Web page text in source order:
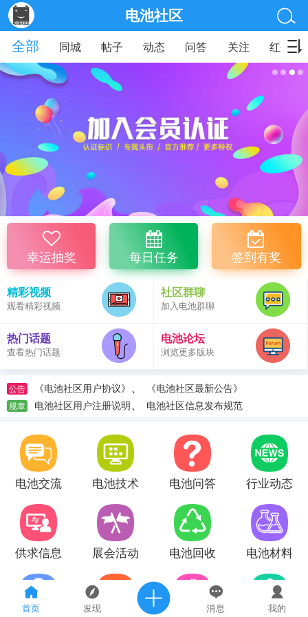
首页 发现 消息 我的
电池社区
全部
同城 帖子 动态 问答 关注 红包
幸运抽奖 每日任务 签到有奖
精彩视频
观看精彩视频
社区群聊
加入电池群聊
热门话题
查看热门话题
电池论坛
浏览更多版块
公告 《电池社区用户协议》 、 《电池社区最新公告》
规章 电池社区用户注册说明、 电池社区信息发布规范
电池交流 电池技术 电池问答 行业动态
供求信息 展会活动 电池回收 电池材料